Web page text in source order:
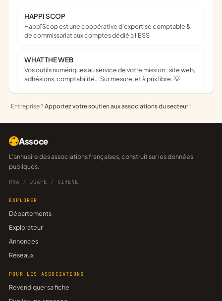
HAPPI SCOP
Happï Scop est une coopérative d’expertise comptable &
de commissariat aux comptes dédié à l'ESS
WHAT THE WEB
Vos outils numériques au service de votre mission : site web,
adhésions, comptabilité… Sur mesure, et à prix libre. 💡
Entreprise ?Apportez votre soutien aux associations du secteur !
Assoce
L'annuaire des associations françaises, construit sur les données
publiques.
RNA / JOAFE / SIRENE
EXPLORER
Départements
Explorateur
Annonces
Réseaux
POUR LES ASSOCIATIONS
Revendiquer sa fiche